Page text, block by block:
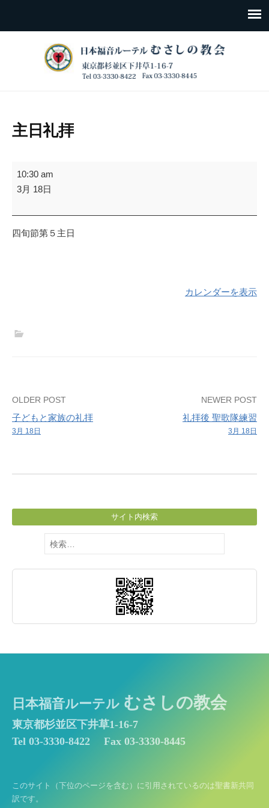
主日礼拝
主
日
拝
10:30 am
3月 18日
四旬節第５主日
カレンダーを表示
Post
navigation
OLDER POST
子どもと家族の礼拝
3月 18日
NEWER POST
礼拝後 聖歌隊練習
3月 18日
サイト内検索
検
索:
日本福音ルーテル むさしの教会
東京都杉並区下井草1-16-7
Tel 03-3330-8422
Fax 03-3330-8445
このサイト（下位のページを含む）に引用されているのは聖書新共同
訳です。